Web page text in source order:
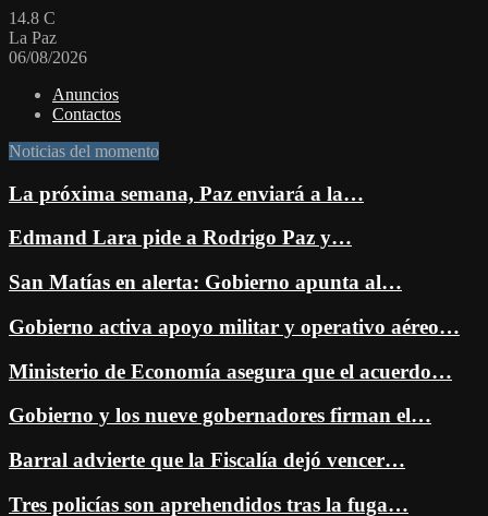
14.8 C
La Paz
06/08/2026
Anuncios
Contactos
Noticias del momento
La próxima semana, Paz enviará a la…
Edmand Lara pide a Rodrigo Paz y…
San Matías en alerta: Gobierno apunta al…
Gobierno activa apoyo militar y operativo aéreo…
Ministerio de Economía asegura que el acuerdo…
Gobierno y los nueve gobernadores firman el…
Barral advierte que la Fiscalía dejó vencer…
Tres policías son aprehendidos tras la fuga…